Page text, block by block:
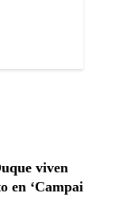
viven
en ‘Campai